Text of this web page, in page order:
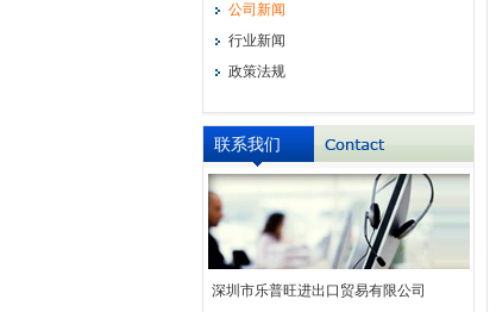
公司新闻
行业新闻
政策法规
联系我们
深圳市乐普旺进出口贸易有限公司